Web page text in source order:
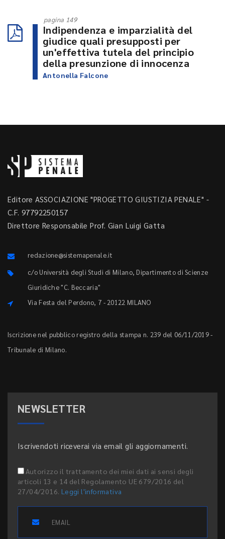
pagina 149
Indipendenza e imparzialità del
giudice quali presupposti per
un'effettiva tutela del principio
della presunzione di innocenza
Antonella Falcone
Editore ASSOCIAZIONE "PROGETTO GIUSTIZIA PENALE" -
C.F. 97792250157
Direttore Responsabile Prof. Gian Luigi Gatta
redazione@sistemapenale.it
c/o Università degli Studi di Milano, Dipartimento di Scienze
Giuridiche "C. Beccaria"
Via Festa del Perdono, 7 - 20122 MILANO
Iscrizione nel pubblico registro della stampa n. 239 del 06/11/2019 -
Tribunale di Milano.
NEWSLETTER
Iscrivendoti riceverai via email gli aggiornamenti.
Autorizzo il trattamento dei miei dati ai sensi degli
articoli 13 e 14 del Regolamento UE 679/2016 del
27/04/2016. Leggi l'informativa